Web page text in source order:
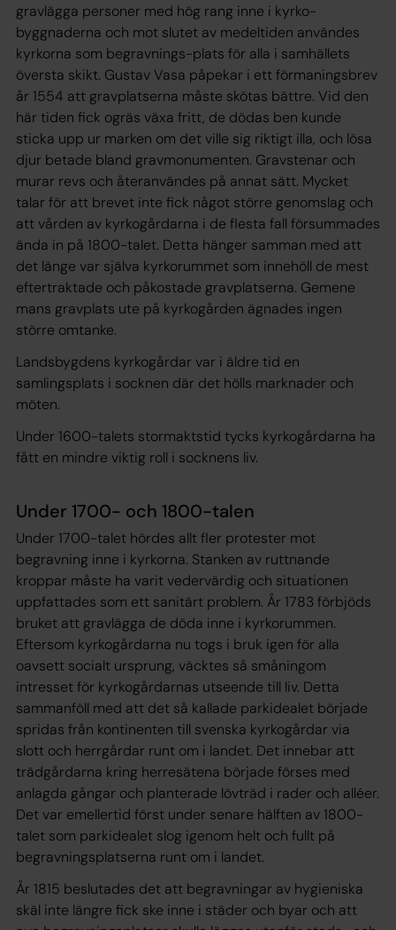
gravlägga personer med hög rang inne i kyrko-
byggnaderna och mot slutet av medeltiden användes
kyrkorna som begravnings-plats för alla i samhällets
översta skikt. Gustav Vasa påpekar i ett förmaningsbrev
år 1554 att gravplatserna måste skötas bättre. Vid den
här tiden fick ogräs växa fritt, de dödas ben kunde
sticka upp ur marken om det ville sig riktigt illa, och lösa
djur betade bland gravmonumenten. Gravstenar och
murar revs och återanvändes på annat sätt. Mycket
talar för att brevet inte fick något större genomslag och
att vården av kyrkogårdarna i de flesta fall försummades
ända in på 1800-talet. Detta hänger samman med att
det länge var själva kyrkorummet som innehöll de mest
eftertraktade och påkostade gravplatserna. Gemene
mans gravplats ute på kyrkogården ägnades ingen
större omtanke.
Landsbygdens kyrkogårdar var i äldre tid en
samlingsplats i socknen där det hölls marknader och
möten.
Under 1600-talets stormaktstid tycks kyrkogårdarna ha
fått en mindre viktig roll i socknens liv.
Under 1700- och 1800-talen
Under 1700-talet hördes allt fler protester mot
begravning inne i kyrkorna. Stanken av ruttnande
kroppar måste ha varit vedervärdig och situationen
uppfattades som ett sanitärt problem. År 1783 förbjöds
bruket att gravlägga de döda inne i kyrkorummen.
Eftersom kyrkogårdarna nu togs i bruk igen för alla
oavsett socialt ursprung, väcktes så småningom
intresset för kyrkogårdarnas utseende till liv. Detta
sammanföll med att det så kallade parkidealet började
spridas från kontinenten till svenska kyrkogårdar via
slott och herrgårdar runt om i landet. Det innebar att
trädgårdarna kring herresätena började förses med
anlagda gångar och planterade lövträd i rader och alléer.
Det var emellertid först under senare hälften av 1800-
talet som parkidealet slog igenom helt och fullt på
begravningsplatserna runt om i landet.
År 1815 beslutades det att begravningar av hygieniska
skäl inte längre fick ske inne i städer och byar och att